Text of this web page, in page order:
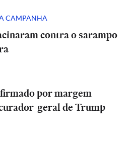
CAMPANHA
contra o sarampo
por margem
geral de Trump